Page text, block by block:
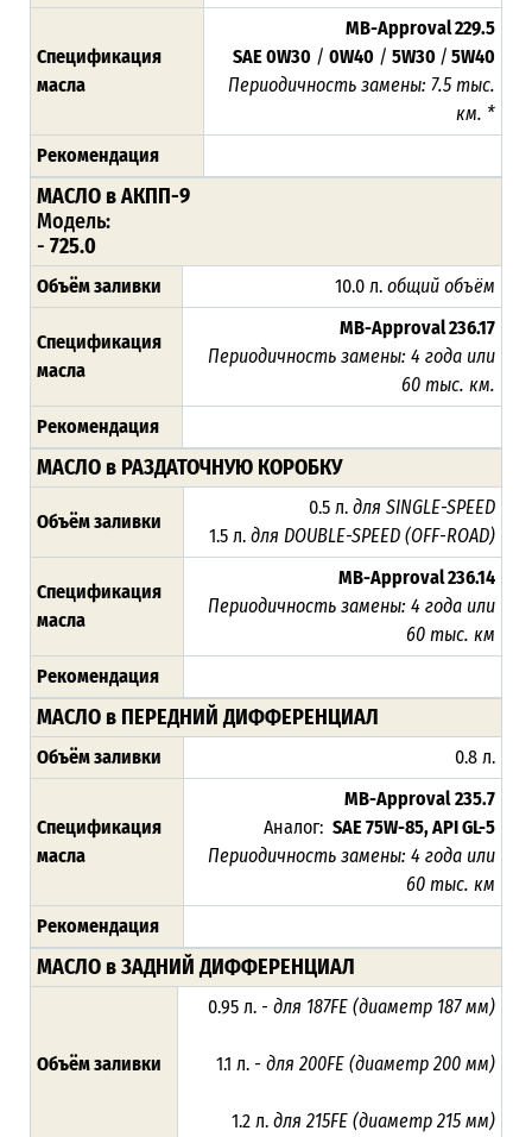
Спецификация
масла
MB-Approval 229.5
SAE 0W30 / 0W40 / 5W30 / 5W40
Периодичность замены: 7.5 тыс.
км. *
Рекомендация
МАСЛО в АКПП-9
Модель:
- 725.0
Объём заливки 10.0 л. общий объём
Спецификация
масла
MB-Approval 236.17
Периодичность замены: 4 года или
60 тыс. км.
Рекомендация
МАСЛО в РАЗДАТОЧНУЮ КОРОБКУ
Объём заливки
0.5 л. для SINGLE-SPEED
1.5 л. для DOUBLE-SPEED (OFF-ROAD)
Спецификация
масла
MB-Approval 236.14
Периодичность замены: 4 года или
60 тыс. км
Рекомендация
МАСЛО в ПЕРЕДНИЙ ДИФФЕРЕНЦИАЛ
Объём заливки 0.8 л.
Спецификация
масла
MB-Approval 235.7
Аналог: SAE 75W-85, API GL-5
Периодичность замены: 4 года или
60 тыс. км
Рекомендация
МАСЛО в ЗАДНИЙ ДИФФЕРЕНЦИАЛ
Объём заливки
0.95 л. - для 187FE (диаметр 187 мм)
1.1 л. - для 200FE (диаметр 200 мм)
1.2 л. для 215FE (диаметр 215 мм)